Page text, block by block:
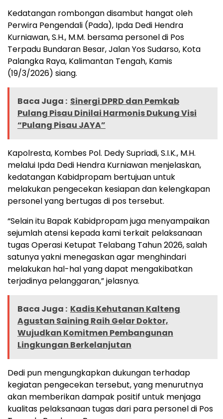
Kedatangan rombongan disambut hangat oleh
Perwira Pengendali (Pada), Ipda Dedi Hendra
Kurniawan, S.H., M.M. bersama personel di Pos
Terpadu Bundaran Besar, Jalan Yos Sudarso, Kota
Palangka Raya, Kalimantan Tengah, Kamis
(19/3/2026) siang.
Baca Juga : Sinergi DPRD dan Pemkab
Pulang Pisau Dinilai Harmonis Dukung Visi
“Pulang Pisau JAYA”
Kapolresta, Kombes Pol. Dedy Supriadi, S.I.K., M.H.
melalui Ipda Dedi Hendra Kurniawan menjelaskan,
kedatangan Kabidpropam bertujuan untuk
melakukan pengecekan kesiapan dan kelengkapan
personel yang bertugas di pos tersebut.
“Selain itu Bapak Kabidpropam juga menyampaikan
sejumlah atensi kepada kami terkait pelaksanaan
tugas Operasi Ketupat Telabang Tahun 2026, salah
satunya yakni menegaskan agar menghindari
melakukan hal-hal yang dapat mengakibatkan
terjadinya pelanggaran,” jelasnya.
Baca Juga : Kadis Kehutanan Kalteng
Agustan Saining Raih Gelar Doktor,
Wujudkan Komitmen Pembangunan
Lingkungan Berkelanjutan
Dedi pun mengungkapkan dukungan terhadap
kegiatan pengecekan tersebut, yang menurutnya
akan memberikan dampak positif untuk menjaga
kualitas pelaksanaan tugas dari para personel di Pos